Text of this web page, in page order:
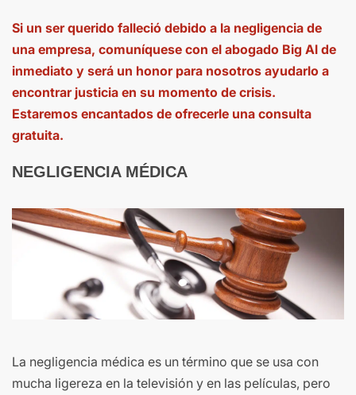
Si un ser querido falleció debido a la negligencia de
una empresa, comuníquese con el abogado Big Al de
inmediato y será un honor para nosotros ayudarlo a
encontrar justicia en su momento de crisis.
Estaremos encantados de ofrecerle una consulta
gratuita.
NEGLIGENCIA MÉDICA
La negligencia médica es un término que se usa con
mucha ligereza en la televisión y en las películas, pero